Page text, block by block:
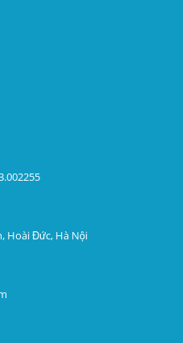
Hoài Đức, Hà Nội